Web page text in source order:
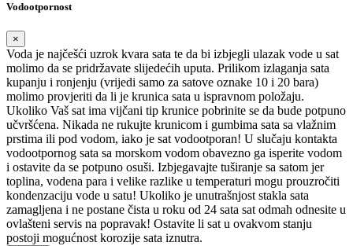
Vodootpornost
×
Voda je najčešći uzrok kvara sata te da bi izbjegli ulazak vode u sat
molimo da se pridržavate slijedećih uputa. Prilikom izlaganja sata
kupanju i ronjenju (vrijedi samo za satove oznake 10 i 20 bara)
molimo provjeriti da li je krunica sata u ispravnom položaju.
Ukoliko Vaš sat ima vijčani tip krunice pobrinite se da bude potpuno
učvršćena. Nikada ne rukujte krunicom i gumbima sata sa vlažnim
prstima ili pod vodom, iako je sat vodootporan! U slučaju kontakta
vodootpornog sata sa morskom vodom obavezno ga isperite vodom
i ostavite da se potpuno osuši. Izbjegavajte tuširanje sa satom jer
toplina, vodena para i velike razlike u temperaturi mogu prouzročiti
kondenzaciju vode u satu! Ukoliko je unutrašnjost stakla sata
zamagljena i ne postane čista u roku od 24 sata sat odmah odnesite u
ovlašteni servis na popravak! Ostavite li sat u ovakvom stanju
postoji mogućnost korozije sata iznutra.